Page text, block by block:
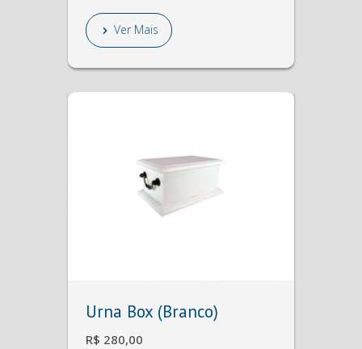
Ver Mais
Urna Box (Branco)
R$ 280,00